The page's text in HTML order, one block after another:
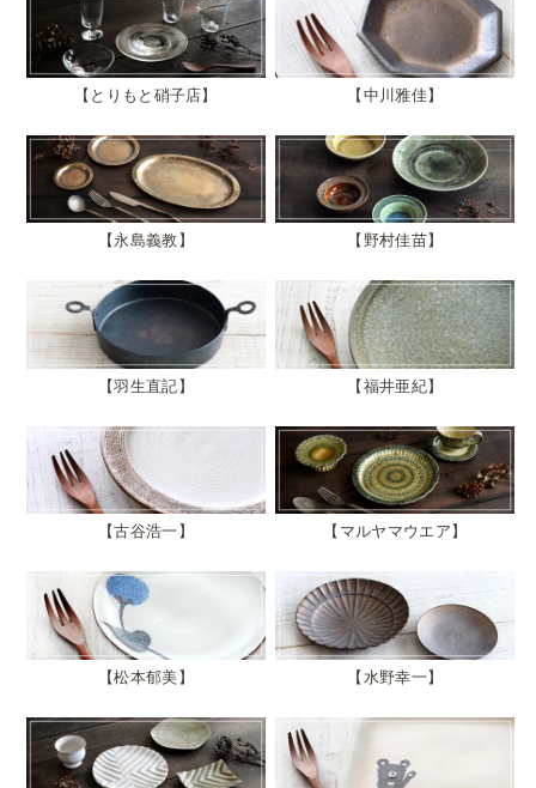
とりもと硝子店 中川雅佳
永島義教 野村佳苗
羽生直記 福井亜紀
古谷浩一 マルヤマウエア
松本郁美 水野幸一